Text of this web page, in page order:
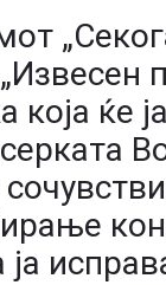
која ќе
ја